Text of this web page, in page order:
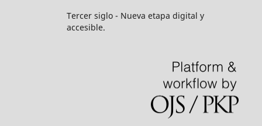
Tercer siglo - Nueva etapa digital y
accesible.